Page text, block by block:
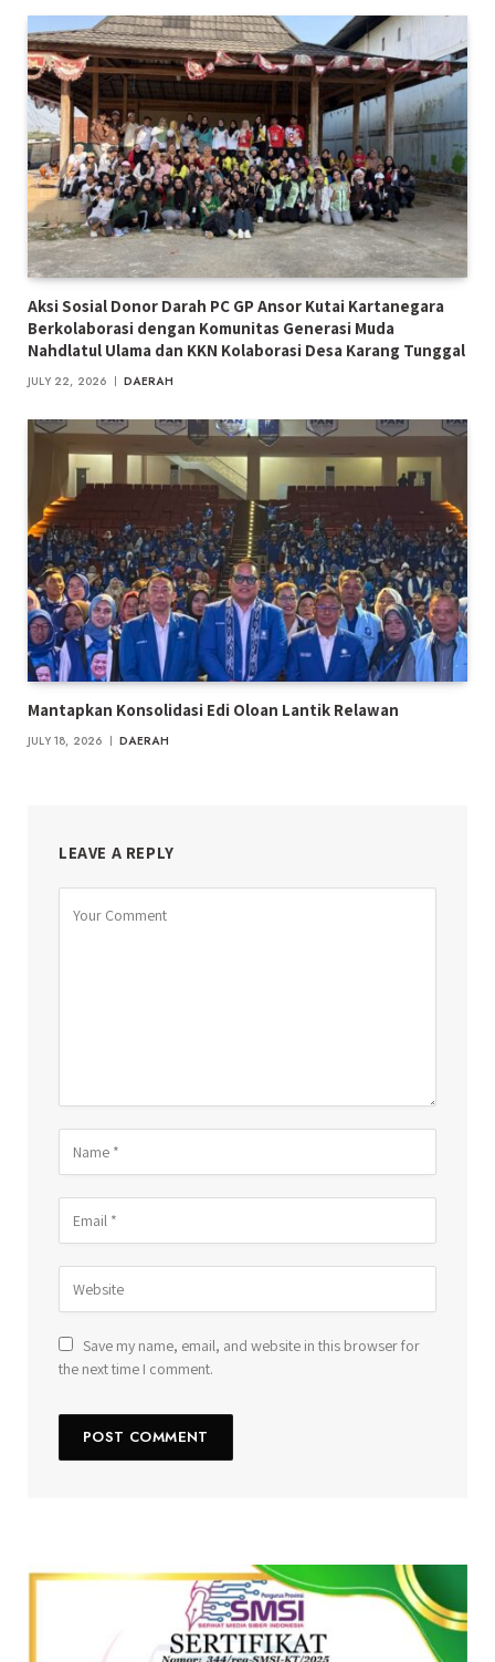
Aksi Sosial Donor Darah PC GP Ansor Kutai Kartanegara
Berkolaborasi dengan Komunitas Generasi Muda
Nahdlatul Ulama dan KKN Kolaborasi Desa Karang Tunggal
JULY 22, 2026 DAERAH
Mantapkan Konsolidasi Edi Oloan Lantik Relawan
JULY 18, 2026 DAERAH
LEAVE A REPLY
Save my name, email, and website in this browser for
the next time I comment.